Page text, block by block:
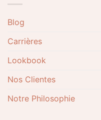
Blog
Carrières
Lookbook
Nos Clientes
Notre Philosophie